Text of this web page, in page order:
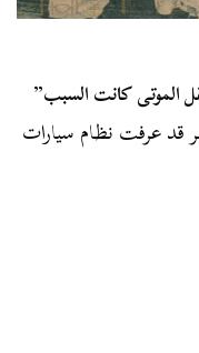
الموتى كانت السبب”
قد عرفت نظام سيارات